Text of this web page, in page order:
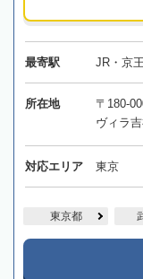
最寄駅 JR・京
所在地
〒180-
ヴィラ
対応エリア 東京
東京都